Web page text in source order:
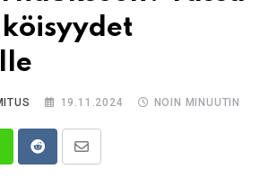
19.11.2024 NOIN MINUUTIN
RedditShare